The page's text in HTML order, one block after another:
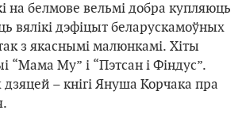
на белмове вельмі добра купляюць
вялікі дэфіцыт беларускамоўных
з якаснымі малюнкамі. Хіты
“Мама Му” і “Пэтсан і Фіндус”.
– кнігі Януша Корчака пра